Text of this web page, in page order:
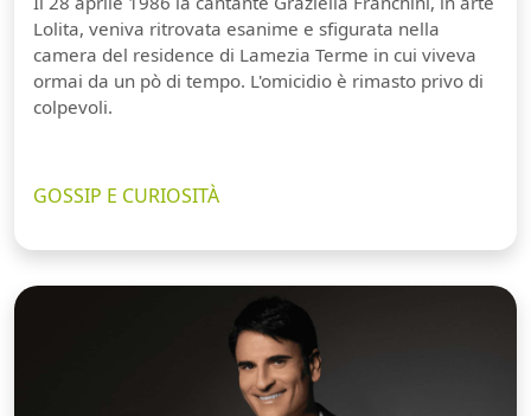
Lolita, veniva ritrovata esanime e sfigurata nella
camera del residence di Lamezia Terme in cui viveva
ormai da un pò di tempo. L'omicidio è rimasto privo di
colpevoli.
GOSSIP E CURIOSITÀ